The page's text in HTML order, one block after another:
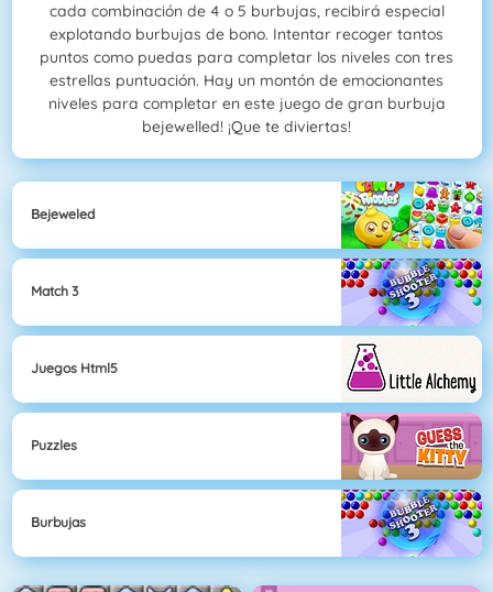
cada combinación de 4 o 5 burbujas, recibirá especial
explotando burbujas de bono. Intentar recoger tantos
puntos como puedas para completar los niveles con tres
estrellas puntuación. Hay un montón de emocionantes
niveles para completar en este juego de gran burbuja
bejewelled! ¡Que te diviertas!
Bejeweled
Match 3
Juegos Html5
Puzzles
Burbujas